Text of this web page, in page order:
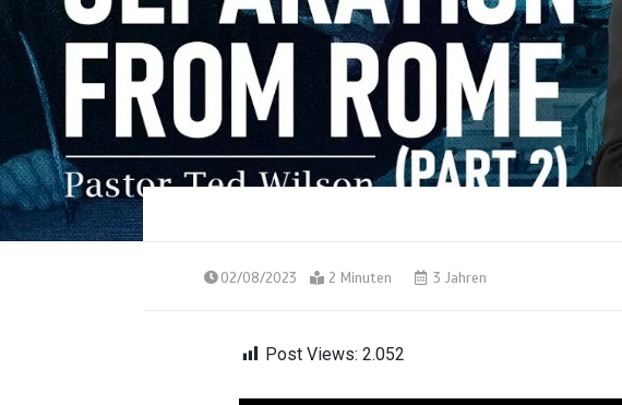
02/08/2023 2 Minuten 3 Jahren
Post Views: 2.052